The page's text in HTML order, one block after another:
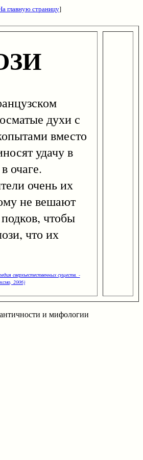
главную страницу]
духи с
вместо
удачу в
очаге.
очень их
не вешают
чтобы
что их
сверхъестественных существ. -
2006)
и мифологии